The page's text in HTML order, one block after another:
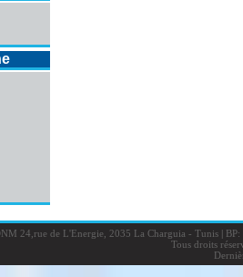
24,rue de L'Energie, 2035 La Charguia - Tunis |BP:
Tous droits